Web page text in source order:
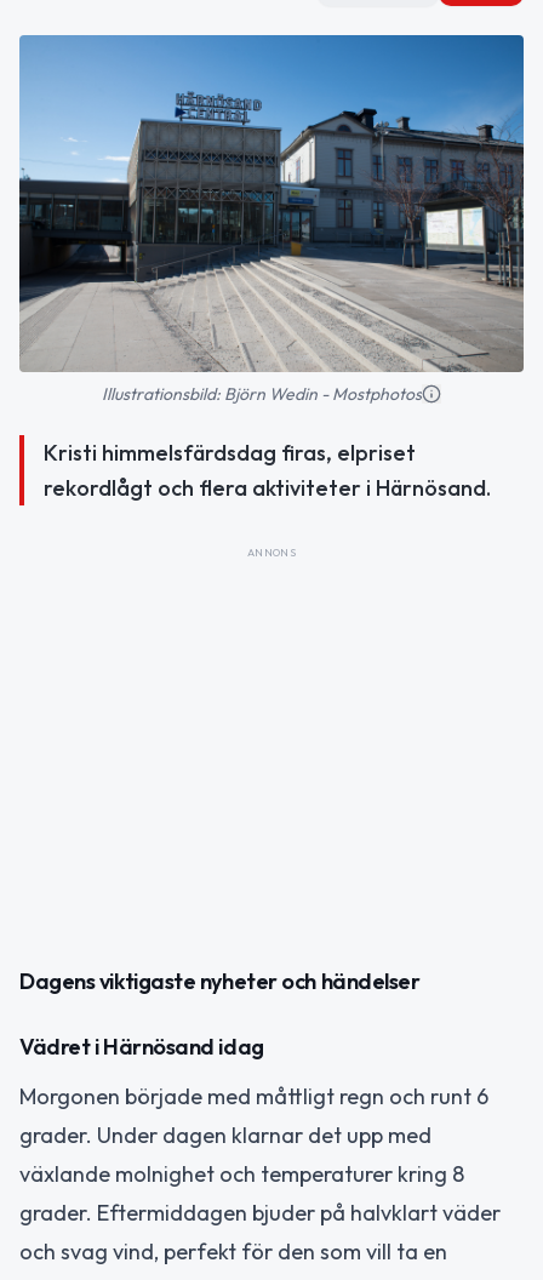
Illustrationsbild: Björn Wedin - Mostphotos
Kristi himmelsfärdsdag firas, elpriset
rekordlågt och flera aktiviteter i Härnösand.
ANNONS
Dagens viktigaste nyheter och händelser
Vädret i Härnösand idag
Morgonen började med måttligt regn och runt 6
grader. Under dagen klarnar det upp med
växlande molnighet och temperaturer kring 8
grader. Eftermiddagen bjuder på halvklart väder
och svag vind, perfekt för den som vill ta en